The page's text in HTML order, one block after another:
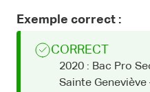
Exemple correct :
CORRECT
2020 : Bac Pro
Sainte Geneviève